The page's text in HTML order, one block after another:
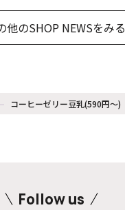
他のSHOP NEWSをみる
コーヒーゼリー豆乳(590円〜)
Follow us